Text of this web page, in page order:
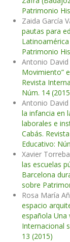
Patrimonio
Zaida García
pautas para
Latinoamérica
Patrimonio
Antonio David
Movimiento”
Revista
Núm. 14
Antonio David
la infancia en
laborales e
Cabás.
Educativo:
Xavier
las escuelas
Barcelona
sobre
Rosa María
espacio
española Una
Internacional
13 (2015)